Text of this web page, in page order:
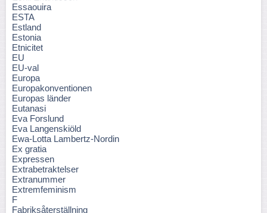
Essaouira
ESTA
Estland
Estonia
Etnicitet
EU
EU-val
Europa
Europakonventionen
Europas länder
Eutanasi
Eva Forslund
Eva Langenskiöld
Ewa-Lotta Lambertz-Nordin
Ex gratia
Expressen
Extrabetraktelser
Extranummer
Extremfeminism
F
Fabriksåterställning